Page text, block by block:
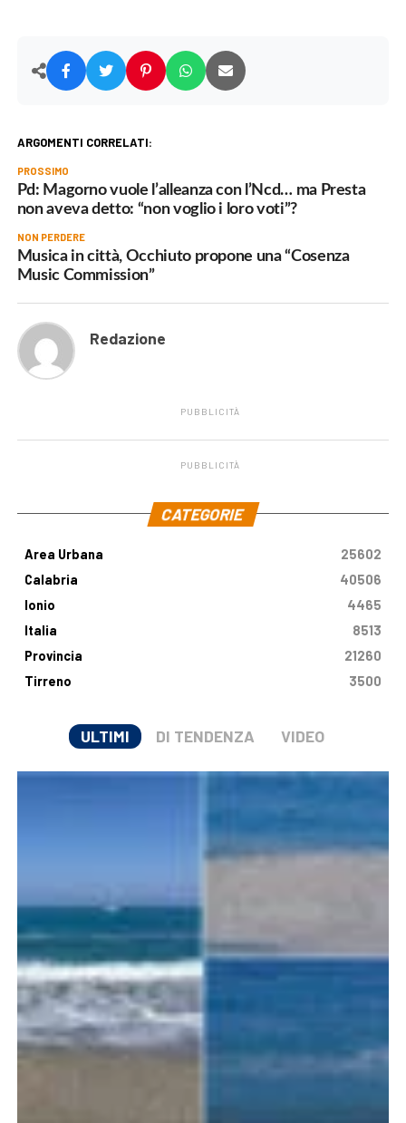
ARGOMENTI CORRELATI:
PROSSIMO
Pd: Magorno vuole l’alleanza con l’Ncd… ma Presta
non aveva detto: “non voglio i loro voti”?
NON PERDERE
Musica in città, Occhiuto propone una “Cosenza
Music Commission”
Redazione
PUBBLICITÀ
PUBBLICITÀ
CATEGORIE
Area Urbana
25602
Calabria
40506
Ionio
4465
Italia
8513
Provincia
21260
Tirreno
3500
ULTIMI DI TENDENZA VIDEO